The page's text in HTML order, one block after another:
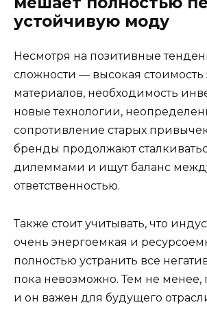
устойчивую моду
Несмотря на позитивные
сложности — высокая
материалов, необходимость
новые технологии,
сопротивление старых
бренды продолжают
дилеммами и ищут баланс
ответственностью.
Также стоит учитывать, что
очень энергоемкая и
полностью устранить все
пока невозможно. Тем не менее,
и он важен для будущего